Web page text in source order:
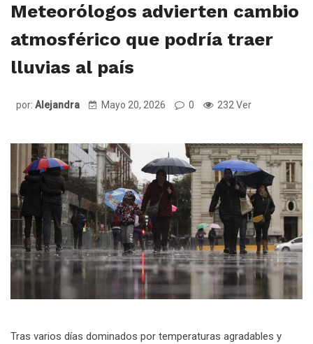
Meteorólogos advierten cambio
atmosférico que podría traer
lluvias al país
por: Alejandra Mayo 20, 2026 0 232 Ver
Tras varios días dominados por temperaturas agradables y